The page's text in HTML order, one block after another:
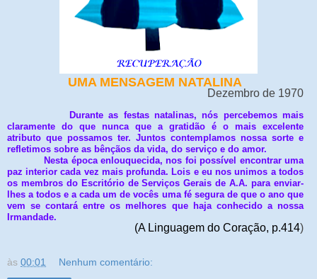
UMA MENSAGEM NATALINA
Dezembro de 1970
Durante as festas natalinas, nós percebemos mais
claramente do que nunca que a gratidão é o mais excelente
atributo que possamos ter. Juntos contemplamos nossa sorte e
refletimos sobre as bênçãos da vida, do serviço e do amor.
Nesta época enlouquecida, nos foi possível encontrar uma
paz interior cada vez mais profunda. Lois e eu nos unimos a todos
os membros do Escritório de Serviços Gerais de A.A. para enviar-
lhes a todos e a cada um de vocês uma fé segura de que o ano que
vem se contará entre os melhores que haja conhecido a nossa
Irmandade.
(A Linguagem do Coração, p.414)
às 00:01 Nenhum comentário: